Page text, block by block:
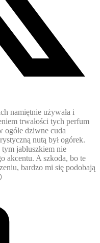
namiętnie używała i
trwałości tych perfum
ogóle dziwne cuda
nutą był ogórek.
jabłuszkiem nie
akcentu. A szkoda, bo te
bardzo mi się podobają